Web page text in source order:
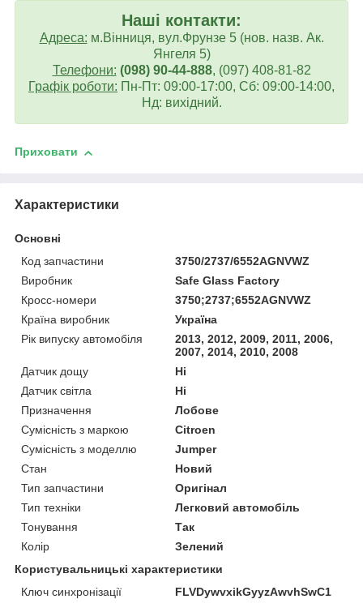
Наші контакти:
Адреса: м.Вінниця, вул.Фрунзе 5 (нов. назв. Ак.
Янгеля 5)
Телефони: (098) 90-44-888, (097) 408-81-82
Графік роботи: Пн-Пт: 09:00-17:00, Сб: 09:00-14:00,
Нд: вихідний.
Приховати
Характеристики
Основні
Код запчастини
3750/2737/6552AGNVWZ
Виробник
Safe Glass Factory
Кросс-номери
3750;2737;6552AGNVWZ
Країна виробник
Україна
Рік випуску автомобіля
2013, 2012, 2009, 2011, 2006,
2007, 2014, 2010, 2008
Датчик дощу
Ні
Датчик світла
Ні
Призначення
Лобове
Сумісність з маркою
Citroen
Сумісність з моделлю
Jumper
Стан
Новий
Тип запчастини
Оригінал
Тип техніки
Легковий автомобіль
Тонування
Так
Колір
Зелений
Користувальницькі характеристики
Ключ синхронізації
FLVDywvxikGyyzAwvhSwC1